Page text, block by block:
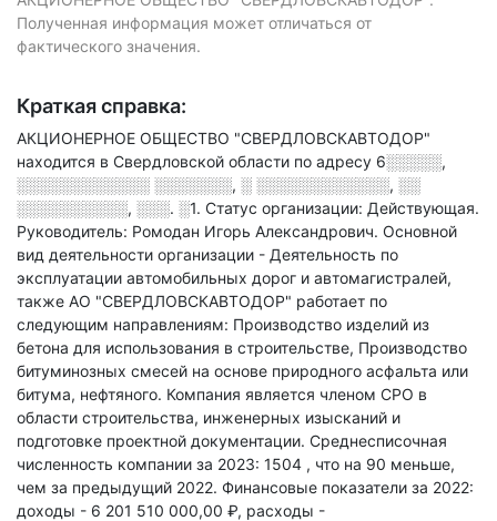
Полученная информация может отличаться от
фактического значения.
Краткая справка:
АКЦИОНЕРНОЕ ОБЩЕСТВО "СВЕРДЛОВСКАВТОДОР"
находится в Свердловской области по адресу 6░░░░░,
░░░░░░░░░░░░ ░░░░░░░, ░ ░░░░░░░░░░░░, ░░
░░░░░░░░░░, ░░░. ░1. Статус организации: Действующая.
Руководитель: Ромодан Игорь Александрович. Основной
вид деятельности организации - Деятельность по
эксплуатации автомобильных дорог и автомагистралей,
также АО "СВЕРДЛОВСКАВТОДОР" работает по
следующим направлениям: Производство изделий из
бетона для использования в строительстве, Производство
битуминозных смесей на основе природного асфальта или
битума, нефтяного. Компания является членом СРО в
области строительства, инженерных изысканий и
подготовке проектной документации. Среднесписочная
численность компании за 2023: 1504 , что на 90 меньше,
чем за предыдущий 2022. Финансовые показатели за 2022:
доходы - 6 201 510 000,00 ₽, расходы -